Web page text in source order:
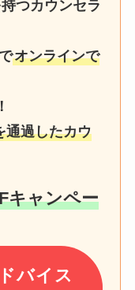
持つカウンセラ
オンラインで
！
通過したカウ
キャンペー
バイス